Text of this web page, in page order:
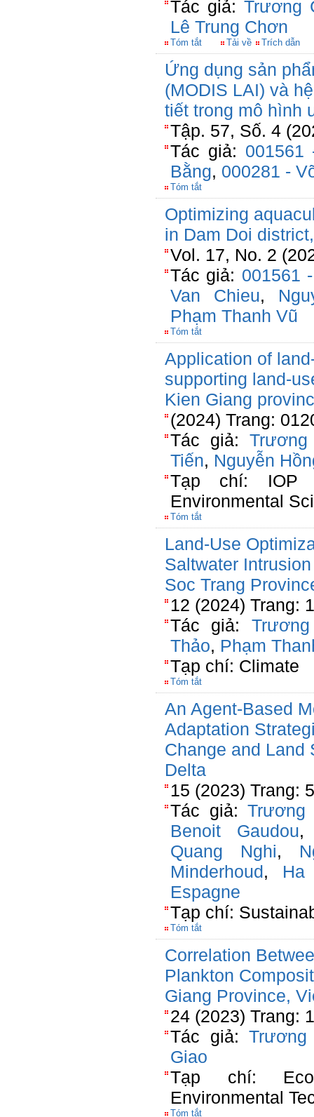
Tác giả: Trương
Lê Trung Chơn
Tóm tắt Tải về Trích dẫn
Ứng dụng sản
(MODIS LAI) và
tiết trong mô hình
Tập. 57, Số. 4
Tác giả: 001561
Bằng, 000281 -
Tóm tắt
Optimizing
in Dam Doi
Vol. 17, No. 2
Tác giả: 001561
Van Chieu,
Phạm Thanh Vũ
Tóm tắt
Application of
supporting land-
Kien Giang
(2024) Trang:
Tác giả:
Tiến, Nguyễn
Tạp chí: IOP
Environmental
Tóm tắt
Land-Use
Saltwater
Soc Trang
12 (2024) Trang:
Tác giả:
Thảo, Phạm
Tạp chí: Climate
Tóm tắt
An Agent-Based
Adaptation
Change and Land
Delta
15 (2023) Trang:
Tác giả:Trương
Benoit Gaudou
Quang Nghi,
Minderhoud,
Espagne
Tạp chí:
Tóm tắt
Correlation
Plankton
Giang Province,
24 (2023) Trang:
Tác giả:
Giao
Tạp chí:
Environmental
Tóm tắt